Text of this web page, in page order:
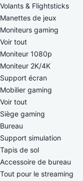
Volants & Flightsticks
Manettes de jeux
Moniteurs gaming
Voir tout
Moniteur 1080p
Moniteur 2K/4K
Support écran
Mobilier gaming
Voir tout
Siège gaming
Bureau
Support simulation
Tapis de sol
Accessoire de bureau
Tout pour le streaming